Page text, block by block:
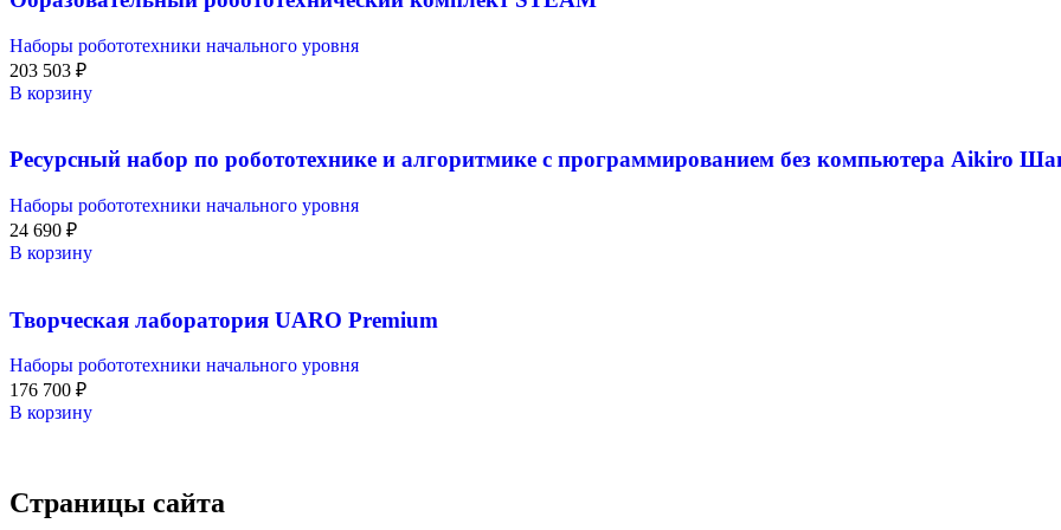
Наборы робототехники начального уровня
203 503 ₽
В корзину
Ресурсный набор по робототехнике и алгоритмике с программированием без компьютера Aikiro
Наборы робототехники начального уровня
24 690 ₽
В корзину
Творческая лаборатория UARO Premium
Наборы робототехники начального уровня
176 700 ₽
В корзину
Страницы сайта